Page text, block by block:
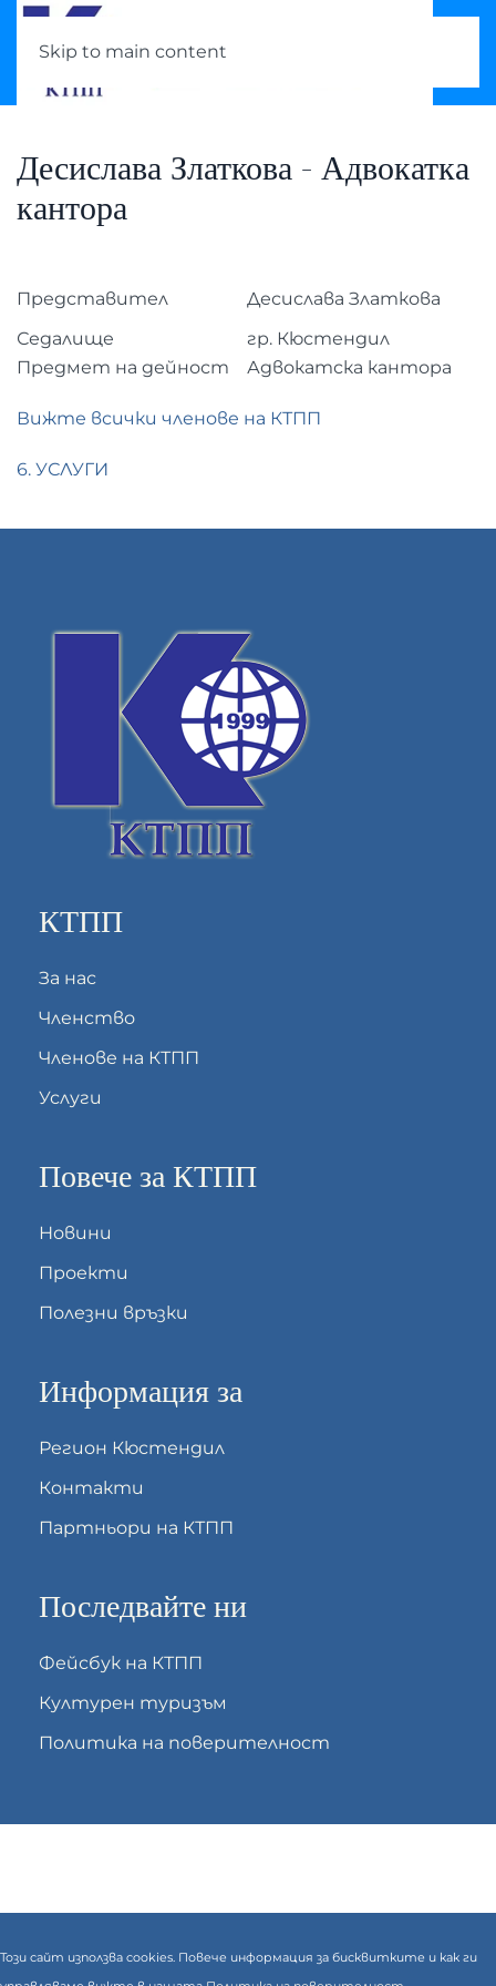
Skip to main content
Десислава Златкова - Адвокатка
кантора
Представител
Десислава Златкова
Седалище
гр. Кюстендил
Предмет на дейност
Адвокатска кантора
Вижте всички членове на КТПП
6. УСЛУГИ
КТПП
За нас
Членство
Членове на КТПП
Услуги
Повече за КТПП
Новини
Проекти
Полезни връзки
Информация за
Регион Кюстендил
Контакти
Партньори на КТПП
Последвайте ни
Фейсбук на КТПП
Културен туризъм
Политика на поверителност
Този сайт използва cookies. Повече информация за бисквитките и как ги